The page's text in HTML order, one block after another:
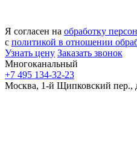
Я согласен на обработку
с политикой в отношении
Узнать цену Заказать звонок
Многоканальный
+7 495 134-32-23
Москва, 1-й Щипковский пер.,